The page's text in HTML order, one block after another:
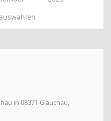
in 08371 Glauchau,